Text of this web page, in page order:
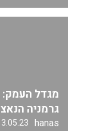
מגדל העמק:
גרמניה
hanas